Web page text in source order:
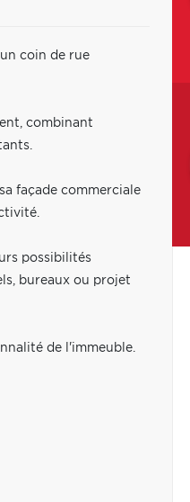
coin de rue
combinant
façade commerciale
possibilités
bureaux ou projet
de l'immeuble.